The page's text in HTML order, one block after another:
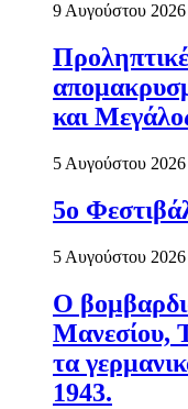
9 Αυγούστου 2026
και
5 Αυγούστου 2026
5ο
5 Αυγούστου 2026
Ο
Μανεσίου,
τα
1943.